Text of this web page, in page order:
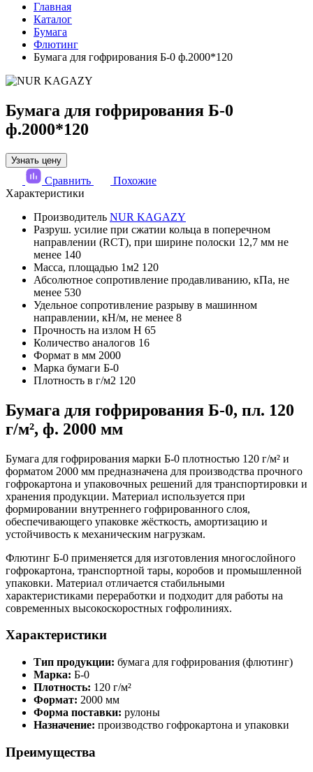
Главная
Каталог
Бумага
Флютинг
Бумага для гофрирования Б-0 ф.2000*120
Бумага для гофрирования Б-0
ф.2000*120
Узнать цену
Сравнить
Похожие
Характеристики
Производитель NUR KAGAZY
Разруш. усилие при сжатии кольца в поперечном
направлении (RCT), при ширине полоски 12,7 мм не
менее 140
Масса, площадью 1м2 120
Абсолютное сопротивление продавливанию, кПа, не
менее 530
Удельное сопротивление разрыву в машинном
направлении, кН/м, не менее 8
Прочность на излом H 65
Количество аналогов 16
Формат в мм 2000
Марка бумаги Б-0
Плотность в г/м2 120
Бумага для гофрирования Б-0, пл. 120
г/м², ф. 2000 мм
Бумага для гофрирования марки Б-0 плотностью 120 г/м² и
форматом 2000 мм предназначена для производства прочного
гофрокартона и упаковочных решений для транспортировки и
хранения продукции. Материал используется при
формировании внутреннего гофрированного слоя,
обеспечивающего упаковке жёсткость, амортизацию и
устойчивость к механическим нагрузкам.
Флютинг Б-0 применяется для изготовления многослойного
гофрокартона, транспортной тары, коробов и промышленной
упаковки. Материал отличается стабильными
характеристиками переработки и подходит для работы на
современных высокоскоростных гофролиниях.
Характеристики
Тип продукции: бумага для гофрирования (флютинг)
Марка: Б-0
Плотность: 120 г/м²
Формат: 2000 мм
Форма поставки: рулоны
Назначение: производство гофрокартона и упаковки
Преимущества